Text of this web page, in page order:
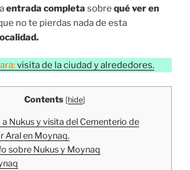
entrada completa sobre qué ver en
no te pierdas nada de esta
visita de la ciudad y alrededores.
Contents [hide]
a Nukus y visita del Cementerio de
Aral en Moynaq.
sobre Nukus y Moynaq